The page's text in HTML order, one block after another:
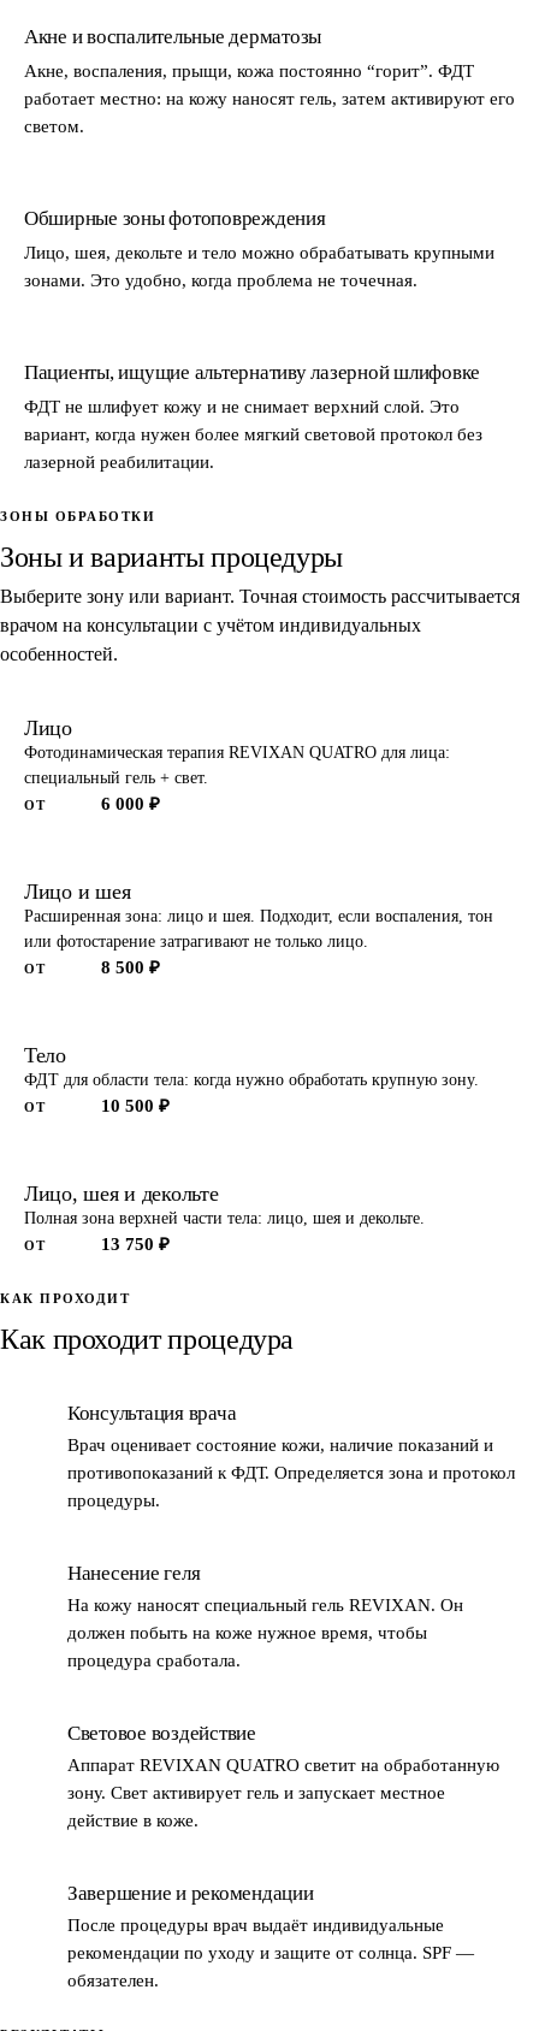
Акне и воспалительные дерматозы
Акне, воспаления, прыщи, кожа постоянно “горит”. ФДТ
работает местно: на кожу наносят гель, затем активируют его
светом.
Обширные зоны фотоповреждения
Лицо, шея, декольте и тело можно обрабатывать крупными
зонами. Это удобно, когда проблема не точечная.
Пациенты, ищущие альтернативу лазерной шлифовке
ФДТ не шлифует кожу и не снимает верхний слой. Это
вариант, когда нужен более мягкий световой протокол без
лазерной реабилитации.
ЗОНЫ ОБРАБОТКИ
Зоны и варианты процедуры
Выберите зону или вариант. Точная стоимость рассчитывается
врачом на консультации с учётом индивидуальных
особенностей.
Лицо
Фотодинамическая терапия REVIXAN QUATRO для лица:
специальный гель + свет.
ОТ 6 000 ₽
Лицо и шея
Расширенная зона: лицо и шея. Подходит, если воспаления, тон
или фотостарение затрагивают не только лицо.
ОТ 8 500 ₽
Тело
ФДТ для области тела: когда нужно обработать крупную зону.
ОТ 10 500 ₽
Лицо, шея и декольте
Полная зона верхней части тела: лицо, шея и декольте.
ОТ 13 750 ₽
КАК ПРОХОДИТ
Как проходит процедура
Консультация врача
Врач оценивает состояние кожи, наличие показаний и
противопоказаний к ФДТ. Определяется зона и протокол
процедуры.
Нанесение геля
На кожу наносят специальный гель REVIXAN. Он
должен побыть на коже нужное время, чтобы
процедура сработала.
Световое воздействие
Аппарат REVIXAN QUATRO светит на обработанную
зону. Свет активирует гель и запускает местное
действие в коже.
Завершение и рекомендации
После процедуры врач выдаёт индивидуальные
рекомендации по уходу и защите от солнца. SPF —
обязателен.